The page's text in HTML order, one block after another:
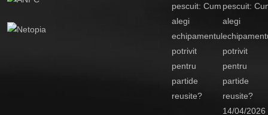
pescuit:
alegi
potrivit
pentru
partide
reusite?
14/04/2026